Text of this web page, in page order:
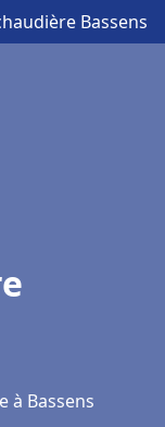
Bassens
à Bassens